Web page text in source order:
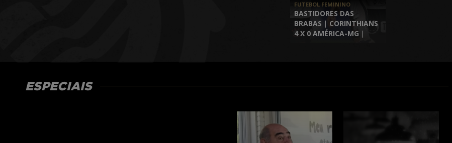
FUTEBOL FEMININO
BASTIDORES DAS
BRABAS | CORINTHIANS
4 X 0 AMÉRICA-MG |
ESPECIAIS